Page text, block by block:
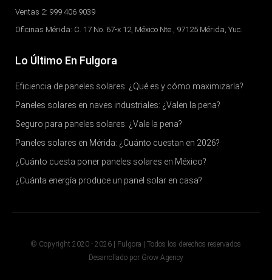
Ventas 2: 999 406 9039
Oficinas Mérida: C. 17 No. 67-x 12, México Nte., 97125 Mérida, Yuc.
Lo Último En Fulgora
Eficiencia de paneles solares: ¿Qué es y cómo maximizarla?
Paneles solares en naves industriales: ¿Valen la pena?
Seguro para paneles solares: ¿Vale la pena?
Paneles solares en Mérida: ¿Cuánto cuestan en 2026?
¿Cuánto cuesta poner paneles solares en México?
¿Cuánta energía produce un panel solar en casa?
© Copyright 2020 - 2026 | Fulgora | Todos los derechos reservados
Desarrollado por Grow Agency